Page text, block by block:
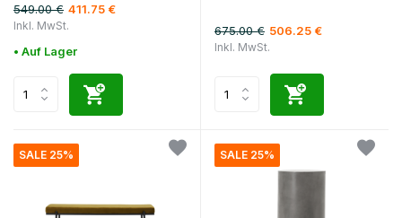
549.00 € 411.75 €
Inkl. MwSt.
• Auf Lager
675.00 € 506.25 €
Inkl. MwSt.
SALE 25% SALE 25%